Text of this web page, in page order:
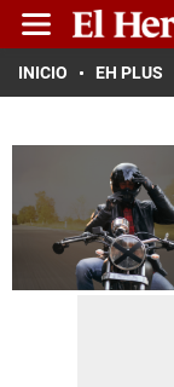
INICIO EH PLUS